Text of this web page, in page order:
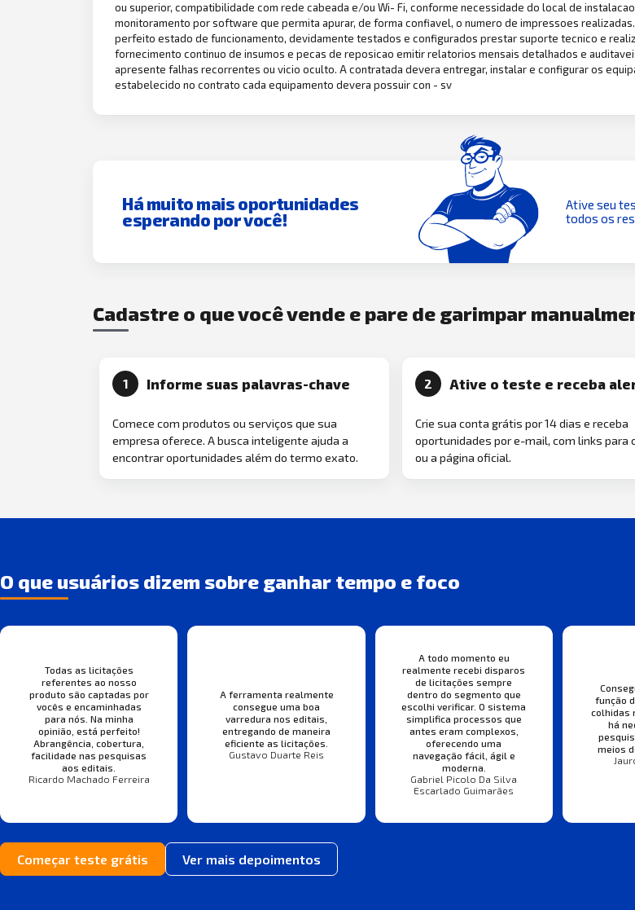
ou superior, compatibilidade com rede cabeada e/ou Wi- Fi, conforme necessidade do local de
monitoramento por software que permita apurar, de forma confiavel, o numero de impressoes
perfeito estado de funcionamento, devidamente testados e configurados prestar suporte tecnico e
fornecimento continuo de insumos e pecas de reposicao emitir relatorios mensais detalhados e
apresente falhas recorrentes ou vicio oculto. A contratada devera entregar, instalar e configurar os
estabelecido no contrato cada equipamento devera possuir con - sv
Há muito mais oportunidades
esperando por você!
Ative seu
todos os
Cadastre o que você vende e pare de garimpar
1 Informe suas palavras-chave
Comece com produtos ou serviços que sua
empresa oferece. A busca inteligente ajuda a
encontrar oportunidades além do termo exato.
2 Ative o teste e receba
Crie sua conta grátis por 14 dias e receba
oportunidades por e-mail, com links para
ou a página oficial.
O que usuários dizem sobre ganhar tempo e foco
Todas as licitações
referentes ao nosso
produto são captadas por
vocês e encaminhadas
para nós. Na minha
opinião, está perfeito!
Abrangência, cobertura,
facilidade nas pesquisas
aos editais.
Ricardo Machado Ferreira
A ferramenta realmente
consegue uma boa
varredura nos editais,
entregando de maneira
eficiente as licitações.
Gustavo Duarte Reis
A todo momento eu
realmente recebi disparos
de licitações sempre
dentro do segmento que
escolhi verificar. O sistema
simplifica processos que
antes eram complexos,
oferecendo uma
navegação fácil, ágil e
moderna.
Gabriel Picolo Da Silva
Escarlado Guimarães
função
colhidas
há
meios
Começar teste grátis Ver mais depoimentos